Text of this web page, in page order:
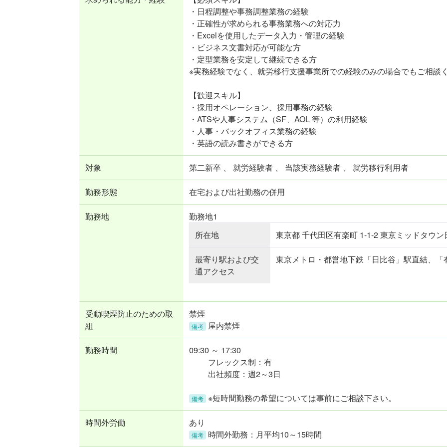
・日程調整や事務調整業務の経験
・正確性が求められる事務業務への対応力
・Excelを使用したデータ入力・管理の経験
・ビジネス文書対応が可能な方
・定型業務を安定して継続できる方
※実務経験でなく、就労移行支援事業所での経験のみの場合でもご相談
【歓迎スキル】
・採用オペレーション、採用事務の経験
・ATSや人事システム（SF、AOL 等）の利用経験
・人事・バックオフィス業務の経験
・英語の読み書きができる方
対象 第二新卒 、 就労経験者 、 当該実務経験者 、 就労移行利用者
勤務形態 在宅および出社勤務の併用
勤務地
勤務地1
所在地
東京都 千代田区有楽町 1‐1‐2 東京ミッドタウ
最寄り駅および交
通アクセス
東京メトロ・都営地下鉄「日比谷」駅直結、
受動喫煙防止のための取
組
禁煙
備考 屋内禁煙
勤務時間 09:30 ～ 17:30
備考
フレックス制：有
出社頻度：週2～3日
※短時間勤務の希望については事前にご相談下さい。
時間外労働 あり
備考 時間外勤務：月平均10～15時間